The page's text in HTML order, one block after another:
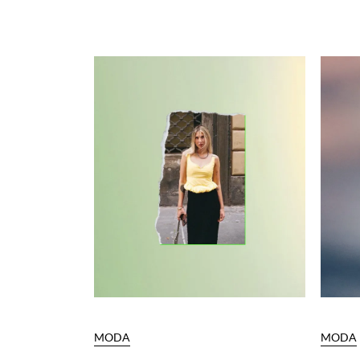
MODA MODA